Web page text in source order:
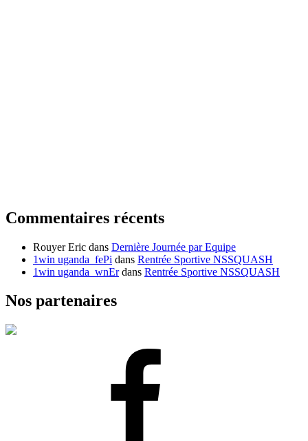
Commentaires récents
Rouyer Eric dans Dernière Journée par Equipe
1win uganda_fePi dans Rentrée Sportive NSSQUASH
1win uganda_wnErdans Rentrée Sportive NSSQUASH
Nos partenaires